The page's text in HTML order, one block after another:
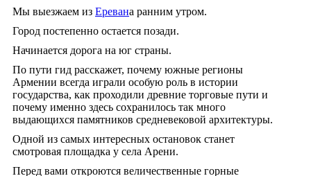
Мы выезжаем из Еревана ранним утром.
Город постепенно остается позади.
Начинается дорога на юг страны.
По пути гид расскажет, почему южные регионы
Армении всегда играли особую роль в истории
государства, как проходили древние торговые пути и
почему именно здесь сохранилось так много
выдающихся памятников средневековой архитектуры.
Одной из самых интересных остановок станет
смотровая площадка у села Арени.
Перед вами откроются величественные горные